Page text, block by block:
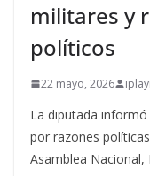
militares y
políticos
22 mayo, 2026
La diputada
por razones
Asamblea Nacional,